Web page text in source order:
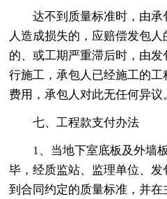
达不到质量标准时，由
人造成损失的，应赔偿发包
的、或工期严重滞后时，由
行施工，承包人已经施工的
费用，承包人对此无任何异议
七、工程款支付办法
1、当地下室底板及外墙
毕，经质监站、监理单位、
到合同约定的质量标准，并